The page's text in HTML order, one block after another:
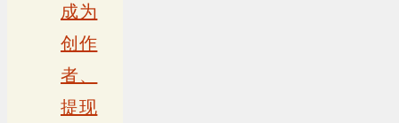
成为
创作
者、
提现